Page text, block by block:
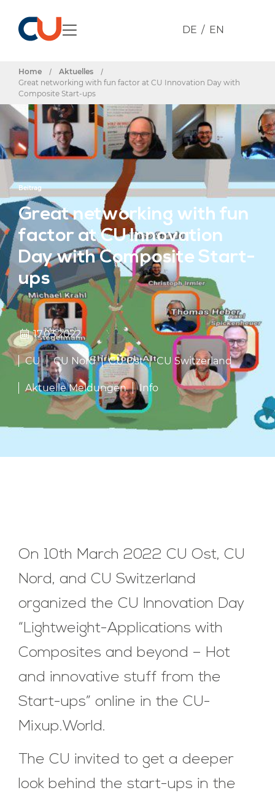
DE EN
Home / Aktuelles
/
Great networking with fun factor at CU Innovation Day with
Composite Start-ups
Beitrag
Great networking with fun
factor at CU Innovation
Day with Composite Start-
ups
17.03.2022
CU CU Nord CU Ost CU Switzerland
Aktuelle Meldungen Info
On 10th March 2022 CU Ost, CU
Nord, and CU Switzerland
organized the CU Innovation Day
“Lightweight-Applications with
Composites and beyond – Hot
and innovative stuff from the
Start-ups” online in the CU-
Mixup.World.
The CU invited to get a deeper
look behind the start-ups in the